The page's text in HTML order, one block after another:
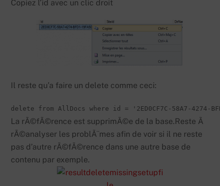
Copiez l’id avec un clic droit
Il reste qu’a faire un delete comme ceci:
delete from AllDocs where id = '2ED0CF7C-58A7-4274-
La rÃ©fÃ©rence est supprimÃ©e de la base.Reste Ã
rÃ©analyser les problÃ¨mes afin de voir si il ne reste
pas d’autre rÃ©fÃ©rence dans une autre base de
contenu par exemple.